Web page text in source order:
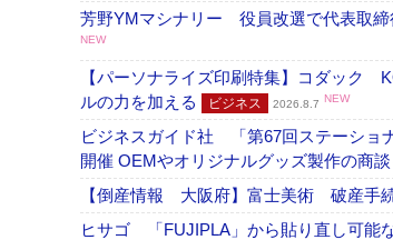
芳野YMマシナリー 役員改選で代表取締
NEW
【パーソナライズ印刷特集】コダック
ルの力を加える
ビジネス 2026.8.7 NEW
ビジネスガイド社 「第67回ステーショ
開催 OEMやオリジナルグッズ製作の商
【倒産情報 大阪府】富士美術 破産手
ヒサゴ 「FUJIPLA」から貼り直し可能